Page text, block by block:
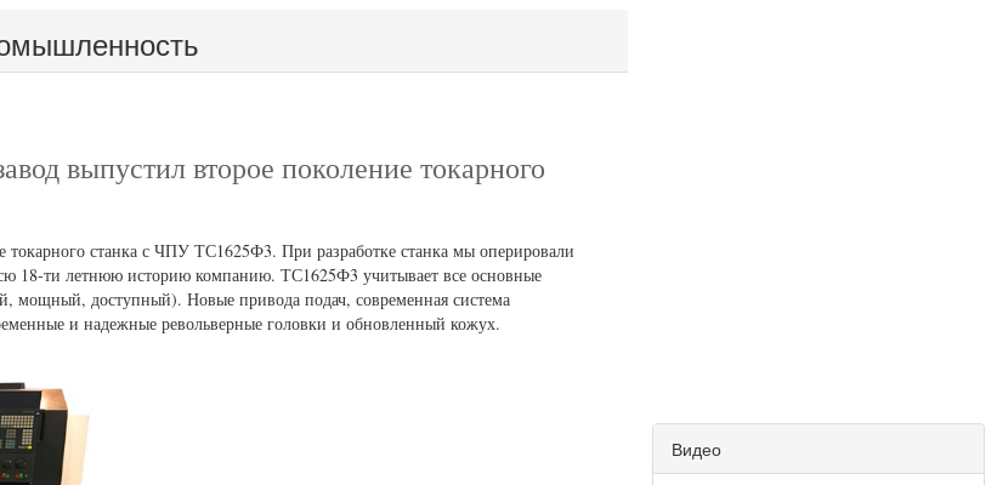
выпустил второе поколение токарного
станка с ЧПУ ТС1625Ф3. При разработке станка мы оперировали
18-ти летнюю историю компанию. ТС1625Ф3 учитывает все основные
мощный, доступный). Новые привода подач, современная система
и надежные револьверные головки и обновленный кожух.
Видео